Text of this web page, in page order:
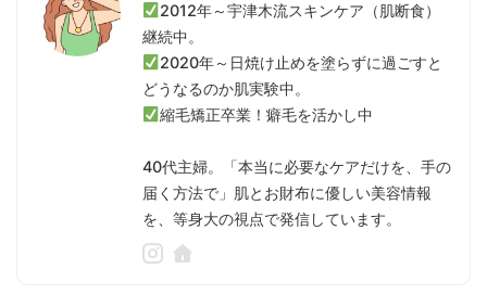
2012年～宇津木流スキンケア（肌断食）
継続中。
2020年～日焼け止めを塗らずに過ごすと
どうなるのか肌実験中。
縮毛矯正卒業！癖毛を活かし中
40代主婦。「本当に必要なケアだけを、手の
届く方法で」肌とお財布に優しい美容情報
を、等身大の視点で発信しています。